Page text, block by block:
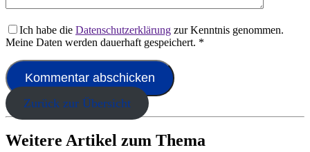
Ich habe die Datenschutzerklärung zur Kenntnis genommen.
Meine Daten werden dauerhaft gespeichert. *
Zurück zur Übersicht
Weitere Artikel zum Thema